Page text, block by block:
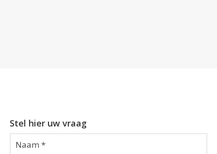
Stel hier uw vraag